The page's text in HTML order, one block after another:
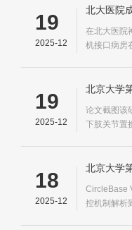
19
2025-12
北大医院
在北大医院
机接口病房
19
2025-12
北京大学
术后谵妄
论文截图该
下肢关节置
为POD行
损...
18
2025-12
北京大学
物种
CircleBase
控机制解析